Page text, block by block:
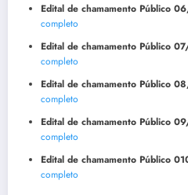
Edital de chamamento Público
completo
Edital de chamamento Público
completo
Edital de chamamento Público
completo
Edital de chamamento Público
completo
Edital de chamamento Público
completo